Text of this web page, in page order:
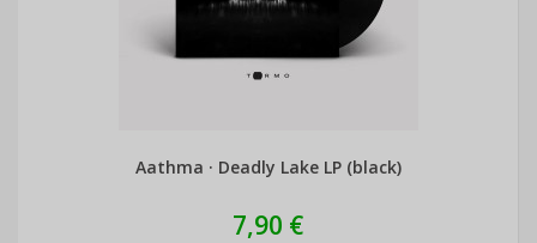
Aathma · Deadly Lake LP (black)
7,90 €